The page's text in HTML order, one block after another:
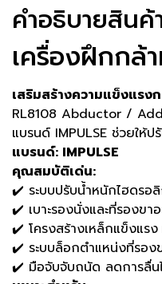
คําอธิบายสินค้
เครื่องฝึกกล้
เสริมสร้างความแข็งแรง
RL8108 Abductor /
แบรนด์ IMPULSE ช่วยให้
แบรนด์: IMPULSE
คุณสมบัติเด่น:
✔️ ระบบปรับน้ำหนักไฮดรอ
✔️ เบาะรองนั่งและที่รองข
✔️ โครงสร้างเหล็กแข็งแร
✔️ ระบบล็อกตำแหน่งที่รอ
✔️ มือจับจับถนัด ลดการลื่นไ